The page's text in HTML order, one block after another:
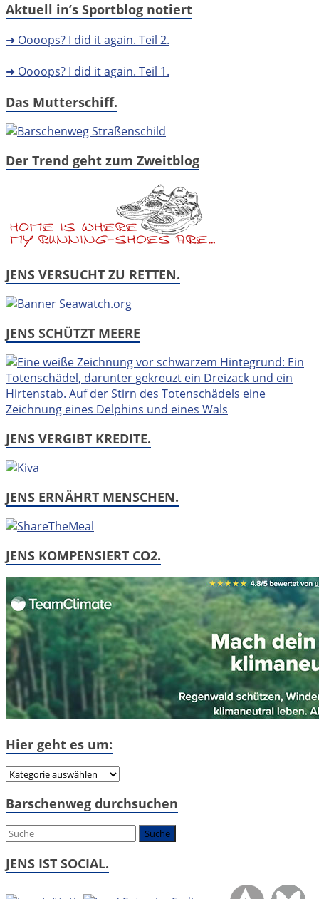
Aktuell in’s Sportblog notiert
➜ Oooops? I did it again. Teil 2.
➜ Oooops? I did it again. Teil 1.
Das Mutterschiff.
Der Trend geht zum Zweitblog
JENS VERSUCHT ZU RETTEN.
JENS SCHÜTZT MEERE
JENS VERGIBT KREDITE.
JENS ERNÄHRT MENSCHEN.
JENS KOMPENSIERT CO2.
Hier geht es um:
Hier
es
Barschenweg durchsuchen
JENS IST SOCIAL.